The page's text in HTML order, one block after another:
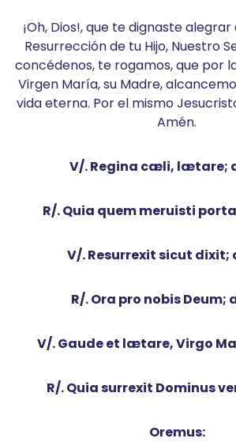
¡Oh, Dios!, que te dignaste
Resurrección de tu Hijo, Nuestro
concédenos, te rogamos, que por
Virgen María, su Madre,
vida eterna. Por el mismo
Amén.
V/. Regina cæli, lætare;
R/. Quia quem meruisti
V/. Resurrexit sicut dixit;
R/. Ora pro nobis Deum;
V/. Gaude et lætare, Virgo
R/. Quia surrexit Dominus
Oremus: